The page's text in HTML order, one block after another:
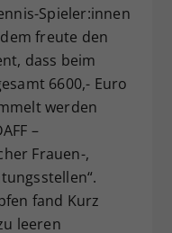
Spieler:innen
freute den
dass beim
6600,- Euro
werden
–
Frauen-,
fand Kurz
leeren